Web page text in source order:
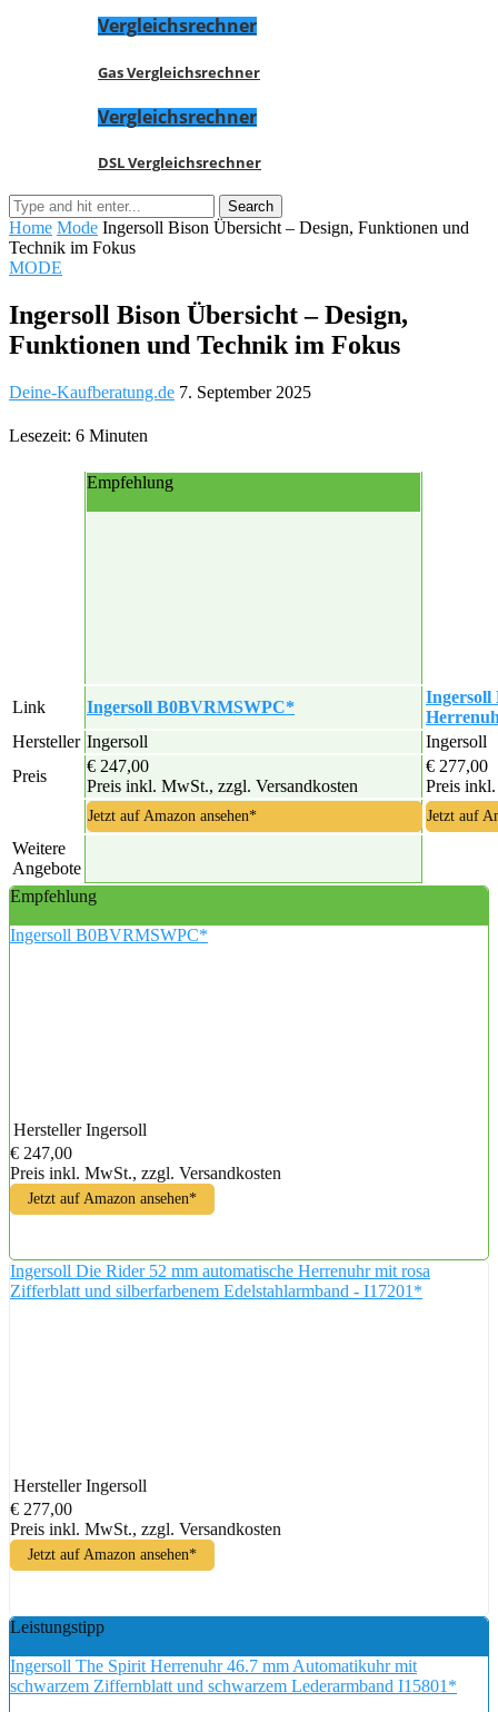
Vergleichsrechner
Gas Vergleichsrechner
Vergleichsrechner
DSL Vergleichsrechner
Home Mode Ingersoll Bison Übersicht – Design, Funktionen und
Technik im Fokus
MODE
Ingersoll Bison Übersicht – Design,
Funktionen und Technik im Fokus
Deine-Kaufberatung.de 7. September 2025
Lesezeit: 6 Minuten
Empfehlung
Link Ingersoll B0BVRMSWPC*
Ingersoll
Hersteller Ingersoll
Ingersoll
Preis
€ 247,00
Preis inkl. MwSt., zzgl. Versandkosten
€ 277,00
Preis
Jetzt auf Amazon ansehen* Jetzt auf
Weitere
Angebote
Empfehlung
Ingersoll B0BVRMSWPC*
Hersteller Ingersoll
€ 247,00
Preis inkl. MwSt., zzgl. Versandkosten
Jetzt auf Amazon ansehen*
Ingersoll Die Rider 52 mm automatische Herrenuhr mit rosa
Zifferblatt und silberfarbenem Edelstahlarmband - I17201*
Hersteller Ingersoll
€ 277,00
Preis inkl. MwSt., zzgl. Versandkosten
Jetzt auf Amazon ansehen*
Leistungstipp
Ingersoll The Spirit Herrenuhr 46.7 mm Automatikuhr mit
schwarzem Ziffernblatt und schwarzem Lederarmband I15801*